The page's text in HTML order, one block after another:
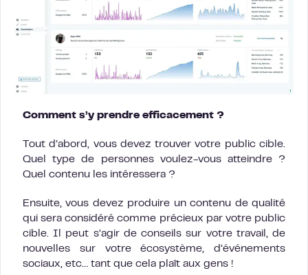
Comment s’y prendre efficacement ?
Tout d’abord, vous devez trouver votre public cible.
Quel type de personnes voulez-vous atteindre ?
Quel contenu les intéressera ?
Ensuite, vous devez produire un contenu de qualité
qui sera considéré comme précieux par votre public
cible. Il peut s’agir de conseils sur votre travail, de
nouvelles sur votre écosystème, d’événements
sociaux, etc… tant que cela plaît aux gens !